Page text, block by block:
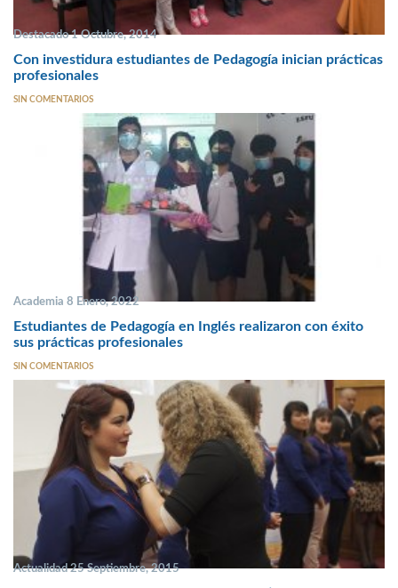
Destacado 1 Octubre, 2014
Con investidura estudiantes de Pedagogía inician prácticas
profesionales
SIN COMENTARIOS
Academia 8 Enero, 2022
Estudiantes de Pedagogía en Inglés realizaron con éxito
sus prácticas profesionales
SIN COMENTARIOS
Actualidad 25 Septiembre, 2015